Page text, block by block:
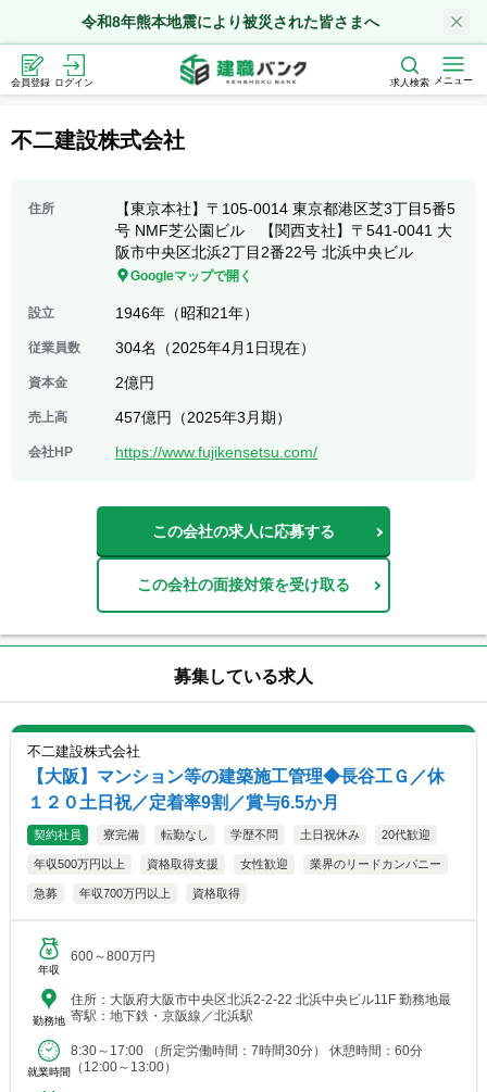
令和8年熊本地震により被災された皆さまへ
会員登録 ログイン 求人検索 メニュー
不二建設株式会社
住所
【東京本社】〒105-0014 東京都港区芝3丁目5番5
号 NMF芝公園ビル 【関西支社】〒541-0041 大
阪市中央区北浜2丁目2番22号 北浜中央ビル
Googleマップで開く
設立 1946年（昭和21年）
従業員数 304名（2025年4月1日現在）
資本金 2億円
売上高 457億円（2025年3月期）
会社HP https://www.fujikensetsu.com/
この会社の求人に応募する
この会社の面接対策を受け取る
募集している求人
不二建設株式会社
【大阪】マンション等の建築施工管理◆長谷工Ｇ／休
１２０土日祝／定着率9割／賞与6.5か月
契約社員 寮完備 転勤なし 学歴不問 土日祝休み 20代歓迎
年収500万円以上 資格取得支援 女性歓迎 業界のリードカンパニー
急募 年収700万円以上 資格取得
年収
600～800万円
勤務地
住所：大阪府大阪市中央区北浜2-2-22 北浜中央ビル11F 勤務地最
寄駅：地下鉄・京阪線／北浜駅
就業時間
8:30～17:00 （所定労働時間：7時間30分） 休憩時間：60分
（12:00～13:00）